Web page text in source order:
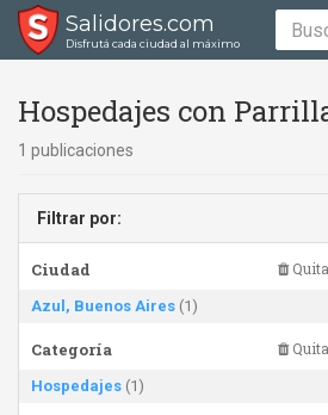
Salidores.com
Disfrutá cada ciudad al máximo
Hospedajes con
1 publicaciones
Filtrar por:
Ciudad
Azul, Buenos Aires (1)
Categoría
Hospedajes (1)